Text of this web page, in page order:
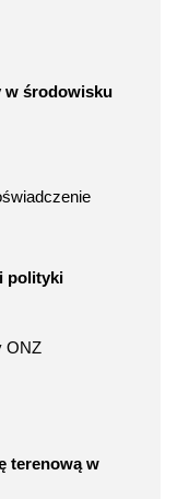
w środowisku
polityki
ONZ
terenową w